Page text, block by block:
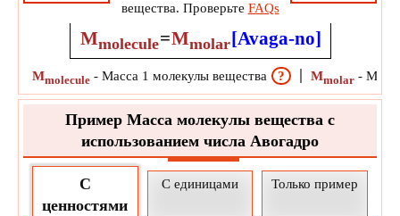
вещества. Проверьте FAQs
Mmolecule=Mmolar[Avaga-no]
Mmolecule - Масса 1 молекулы вещества ? Mmolar -
Пример Масса молекулы вещества с
использованием числа Авогадро
С
ценностями
С единицами Только пример